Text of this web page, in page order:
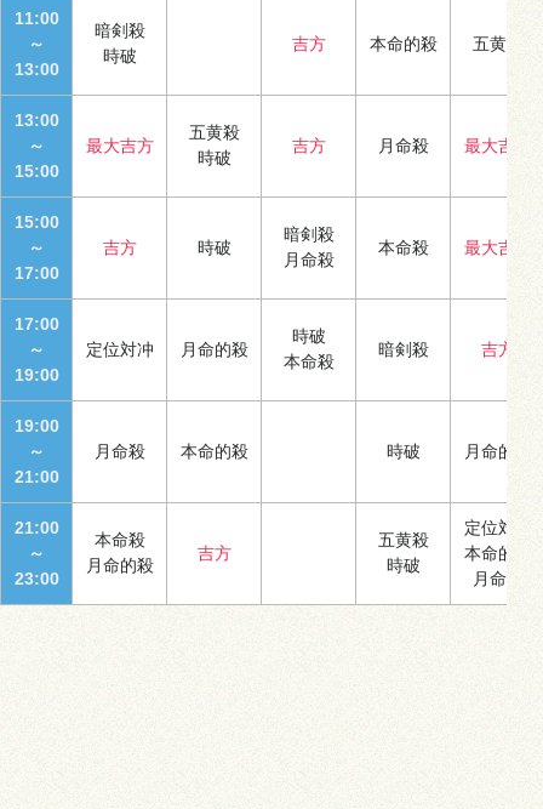
11:00
～
13:00
暗剣殺
時破
吉方 本命的殺 五黄殺
13:00
～
15:00
最大吉方
五黄殺
時破
吉方 月命殺 最大吉方
15:00
～
17:00
吉方 時破
暗剣殺
月命殺
本命殺 最大吉方
17:00
～
19:00
定位対冲 月命的殺
時破
本命殺
暗剣殺 吉方
19:00
～
21:00
月命殺 本命的殺 時破 月命的殺
21:00
～
23:00
本命殺
月命的殺
吉方
五黄殺
時破
定位対冲
本命的殺
月命殺